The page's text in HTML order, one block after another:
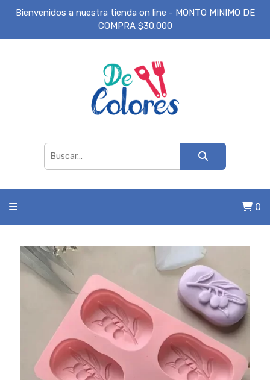
Bienvenidos a nuestra tienda on line - MONTO MINIMO DE
COMPRA $30.000
0